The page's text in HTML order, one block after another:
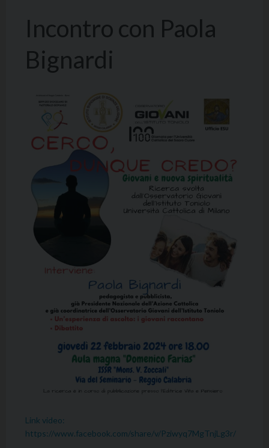
Incontro con Paola
Bignardi
Link video:
https://www.facebook.com/share/v/Pziwyq7MgTnjLg3r/